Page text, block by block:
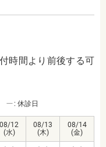
時間より前後する可
: 休診日
08/12
(水)
08/13
(木)
08/14
(金)